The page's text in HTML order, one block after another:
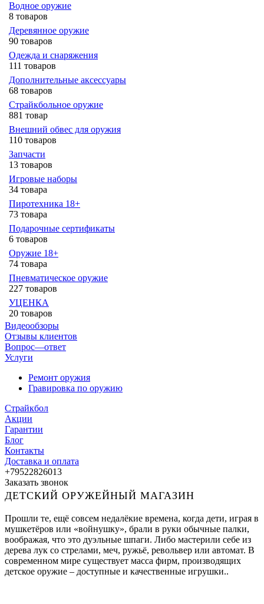
Водное оружие
8 товаров
Деревянное оружие
90 товаров
Одежда и снаряжения
111 товаров
Дополнительные аксессуары
68 товаров
Страйкбольное оружие
881 товар
Внешний обвес для оружия
110 товаров
Запчасти
13 товаров
Игровые наборы
34 товара
Пиротехника 18+
73 товара
Подарочные сертификаты
6 товаров
Оружие 18+
74 товара
Пневматическое оружие
227 товаров
УЦЕНКА
20 товаров
Видеообзоры
Отзывы клиентов
Вопрос—ответ
Услуги
Ремонт оружия
Гравировка по оружию
Страйкбол
Акции
Гарантии
Блог
Контакты
Доставка и оплата
+79522826013
Заказать звонок
ДЕТСКИЙ ОРУЖЕЙНЫЙ МАГАЗИН
Прошли те, ещё совсем недалёкие времена, когда дети, играя в
мушкетёров или «войнушку», брали в руки обычные палки,
воображая, что это дуэльные шпаги. Либо мастерили себе из
дерева лук со стрелами, меч, ружьё, револьвер или автомат. В
современном мире существует масса фирм, производящих
детское оружие – доступные и качественные игрушки..